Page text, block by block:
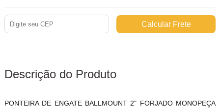
Descrição do Produto
PONTEIRA DE ENGATE BALLMOUNT 2" FORJADO MONOPEÇA